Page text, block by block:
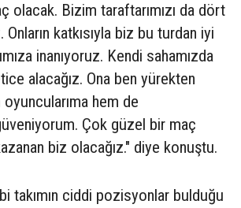
olacak. Bizim taraftarımızı da dört
katkısıyla biz bu turdan iyi
inanıyoruz. Kendi sahamızda
alacağız. Ona ben yürekten
oyuncularıma hem de
Çok güzel bir maç
biz olacağız." diye konuştu.
takımın ciddi pozisyonlar bulduğu